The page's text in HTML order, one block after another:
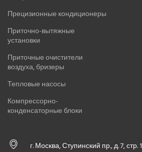
Прецизионные кондиционеры
Приточно-вытяжные
установки
Приточные очистители
воздуха, бризеры
Тепловые насосы
Компрессорно-
конденсаторные блоки
г. Москва, Ступинский пр., д. 7, стр. 1